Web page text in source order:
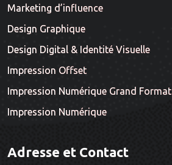
Marketing d’influence
Design Graphique
Design Digital & Identité Visuelle
Impression Offset
Impression Numérique Grand Format
Impression Numérique
Adresse et Contact